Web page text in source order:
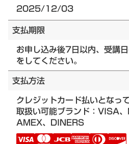
2025/12/03
支払期限
お申し込み後7日以内、受講
をしてください。
支払方法
クレジットカード払いとなっ
取扱い可能ブランド：VISA
AMEX、DINERS